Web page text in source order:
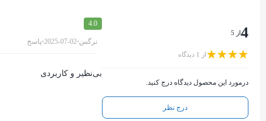
4از 5
از 1 دیدگاه
درمورد این محصول دیدگاه درج کنید.
درج نظر
4.0
نرگس 2025-07-02 پاسخ
بی‌نظیر و کاربردی